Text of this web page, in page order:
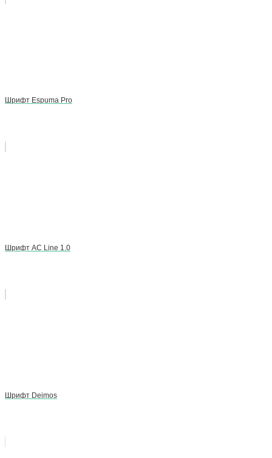
Шрифт Espuma Pro
Шрифт AC Line 1.0
Шрифт Deimos